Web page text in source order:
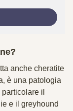
anche cheratite
è una patologia
il
e il greyhound